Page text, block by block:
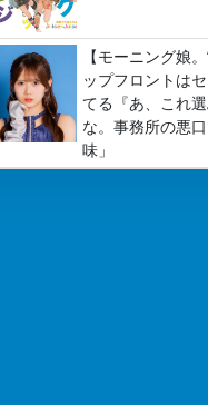
【モーニング娘
ップフロントは
てる『あ、これ
な。事務所の悪
味」